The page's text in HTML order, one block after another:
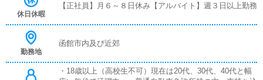
関して≫・入社後1日目は送迎業務の見学になります。2
休日休暇
【正社員】月６～８日休み【アルバイト】週３日以上勤務
勤務地
函館市内及び近郊
・18歳以上（高校生不可）現在は20代、30代、40代と幅